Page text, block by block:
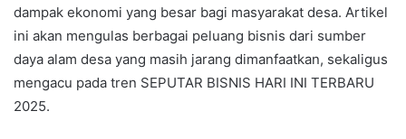
dampak ekonomi yang besar bagi masyarakat desa. Artikel
ini akan mengulas berbagai peluang bisnis dari sumber
daya alam desa yang masih jarang dimanfaatkan, sekaligus
mengacu pada tren SEPUTAR BISNIS HARI INI TERBARU
2025.